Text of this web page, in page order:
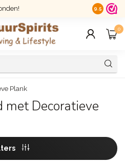
14 dagen
9.5
0
Plank
met Decoratieve